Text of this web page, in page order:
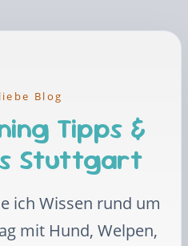
Blog
Tipps &
Stuttgart
ich Wissen rund um
mit Hund, Welpen,